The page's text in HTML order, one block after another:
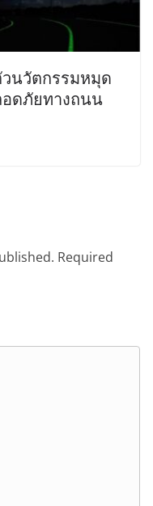
นวัตกรรมหมุด
อดภัยทางถนน
Required